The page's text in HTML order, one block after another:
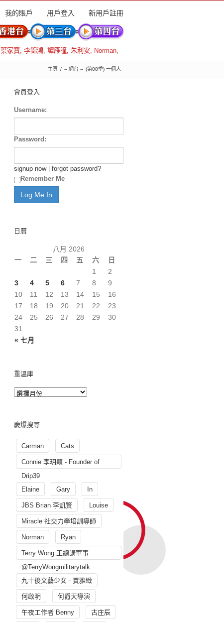
我的賬戶 用戶登入 新用戶註冊
葉家寶, 李錦鴻, 譚雁瞳, 朱利安, Norman,
主頁 -- 網台 -- (第08季) 一個人
會員登入
Username:
Password:
signup now| forgot password?
Remember Me
日曆
八月 2026
一
二 三 四 五 六 日
« 七月
1
2
3
4 5 6 7 8
9
10
11 12 13 14 15
16
17
18 19 20 21 22
23
24
25 26 27 28 29
30
31
重溫庫
慶爆搜尋
Carman Cats
Connie 李玥穎 - Founder of
Drip39
Elaine
Gary In
JBS Brian 李凱賢 Louise
Miracle 社交力學培訓導師
Norman Ryan
Terry Wong 王總講軍事
@TerryWongmilitarytalk
九十後文藝少女 - 賈雅緻
何啟明 何爵天導演
午夜工作者 Benny 古庄辰